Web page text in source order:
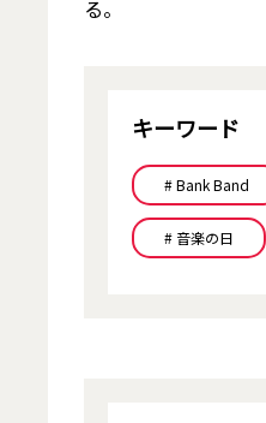
る。
キーワード
# Bank Band
# 音楽の日